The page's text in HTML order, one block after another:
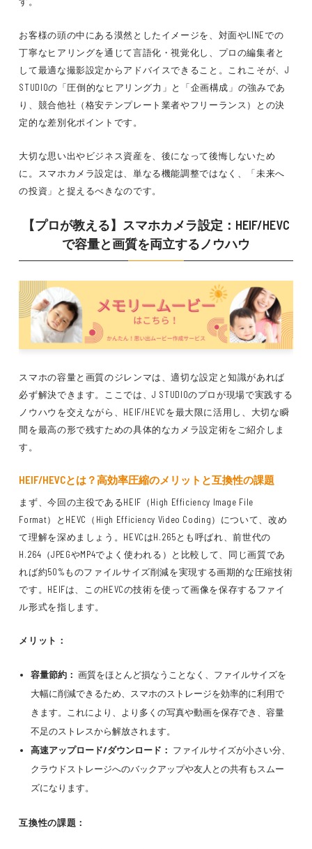
お客様の頭の中にある漠然としたイメージを、対面やLINEでの
丁寧なヒアリングを通じて言語化・視覚化し、プロの編集者と
して最適な撮影設定からアドバイスできること。これこそが、J
STUDIOの「圧倒的なヒアリング力」と「企画構成」の強みであ
り、競合他社（格安テンプレート業者やフリーランス）との決
定的な差別化ポイントです。
大切な思い出やビジネス資産を、後になって後悔しないため
に。スマホカメラ設定は、単なる機能調整ではなく、「未来へ
の投資」と捉えるべきなのです。
【プロが教える】スマホカメラ設定：HEIF/HEVC
で容量と画質を両立するノウハウ
スマホの容量と画質のジレンマは、適切な設定と知識があれば
必ず解決できます。ここでは、J STUDIOのプロが現場で実践する
ノウハウを交えながら、HEIF/HEVCを最大限に活用し、大切な瞬
間を最高の形で残すための具体的なカメラ設定術をご紹介しま
す。
HEIF/HEVCとは？高効率圧縮のメリットと互換性の課題
まず、今回の主役であるHEIF（High Efficiency Image File
Format）とHEVC（High Efficiency Video Coding）について、改め
て理解を深めましょう。HEVCはH.265とも呼ばれ、前世代の
H.264（JPEGやMP4でよく使われる）と比較して、同じ画質であ
れば約50%ものファイルサイズ削減を実現する画期的な圧縮技術
です。HEIFは、このHEVCの技術を使って画像を保存するファイ
ル形式を指します。
メリット：
容量節約： 画質をほとんど損なうことなく、ファイルサイズを
大幅に削減できるため、スマホのストレージを効率的に利用で
きます。これにより、より多くの写真や動画を保存でき、容量
不足のストレスから解放されます。
高速アップロード/ダウンロード： ファイルサイズが小さい分、
クラウドストレージへのバックアップや友人との共有もスムー
ズになります。
互換性の課題：